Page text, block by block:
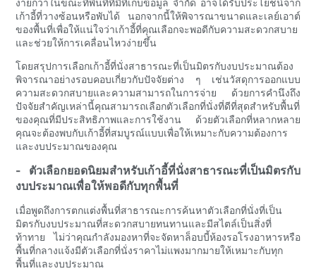
ง่ายกว่าในขณะที่พื้นที่ที่มีที่เก็บข้อมูล จำกัด อาจได้รับประโยชน์จาก
เก้าอี้ที่วางซ้อนหรือพับได้ นอกจากนี้ให้พิจารณาขนาดและเลย์เอาต์
ของพื้นที่เพื่อให้แน่ใจว่าเก้าอี้ที่คุณเลือกจะพอดีกับความสะดวกสบาย
และช่วยให้การเคลื่อนไหวง่ายขึ้น
โดยสรุปการเลือกเก้าอี้ที่นั่งสาธารณะที่เป็นมิตรกับงบประมาณต้อง
พิจารณาอย่างรอบคอบเกี่ยวกับปัจจัยต่าง ๆ เช่นวัสดุการออกแบบ
ความสะดวกสบายและความสามารถในการจ่าย ด้วยการคำนึงถึง
ปัจจัยสำคัญเหล่านี้คุณสามารถเลือกตัวเลือกที่นั่งที่ดีที่สุดสำหรับพื้นที่
ของคุณที่มีประสิทธิภาพและการใช้งาน ด้วยตัวเลือกที่หลากหลาย
คุณจะต้องพบกับเก้าอี้ที่สมบูรณ์แบบเพื่อให้เหมาะกับความต้องการ
และงบประมาณของคุณ
- ตัวเลือกยอดนิยมสำหรับเก้าอี้ที่นั่งสาธารณะที่เป็นมิตรกับ
งบประมาณเพื่อให้พอดีกับทุกพื้นที่
เมื่อพูดถึงการตกแต่งพื้นที่สาธารณะการค้นหาตัวเลือกที่นั่งที่เป็น
มิตรกับงบประมาณที่สะดวกสบายทนทานและมีสไตล์เป็นสิ่งที่
ท้าทาย ไม่ว่าคุณกำลังมองหาที่จะจัดหาล็อบบี้ห้องรอโรงอาหารหรือ
พื้นที่กลางแจ้งมีตัวเลือกที่นั่งราคาไม่แพงมากมายให้เหมาะกับทุก
พื้นที่และงบประมาณ